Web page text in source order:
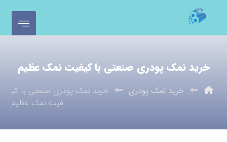
خرید نمک پودری صنعتی با کیفیت نمک عظیم
خرید نمک پودری
خرید نمک پودری صنعتی با کی
فیت نمک عظیم